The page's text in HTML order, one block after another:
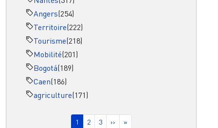
Angers(254)
Territoire(222)
Tourisme(218)
Mobilité(201)
Bogotá(189)
Caen(186)
agriculture(171)
Page courante
1 Page
2 Page
3 Page suivante
›› Dernière page
»